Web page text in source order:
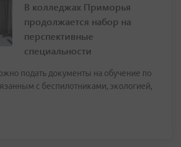
В колледжах Приморья
продолжается набор на
перспективные
специальности
подать документы на обучение по
с беспилотниками, экологией,